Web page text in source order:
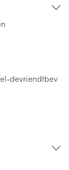
devriendtbev